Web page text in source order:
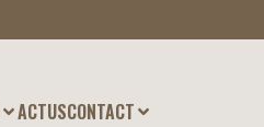
ACTUSCONTACT